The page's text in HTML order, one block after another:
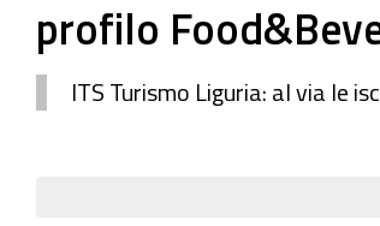
profilo
ITS Turismo Liguria: al via le